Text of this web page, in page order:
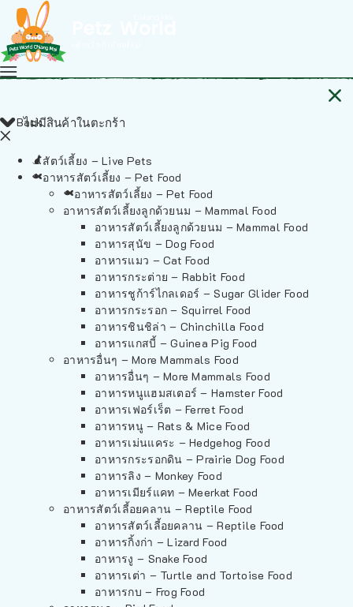
ไม่มีสินค้าในตะกร้า
Back
สัตว์เลี้ยง – Live Pets
อาหารสัตว์เลี้ยง – Pet Food
อาหารสัตว์เลี้ยง – Pet Food
อาหารสัตว์เลี้ยงลูกด้วยนม – Mammal Food
อาหารสัตว์เลี้ยงลูกด้วยนม – Mammal Food
อาหารสุนัข – Dog Food
อาหารแมว – Cat Food
อาหารกระต่าย – Rabbit Food
อาหารชูก้าร์ไกลเดอร์ – Sugar Glider Food
อาหารกระรอก – Squirrel Food
อาหารชินชิล่า – Chinchilla Food
อาหารแกสบี้ – Guinea Pig Food
อาหารอื่นๆ – More Mammals Food
อาหารอื่นๆ – More Mammals Food
อาหารหนูแฮมสเตอร์ – Hamster Food
อาหารเฟอร์เร็ต – Ferret Food
อาหารหนู – Rats & Mice Food
อาหารเม่นแคระ – Hedgehog Food
อาหารกระรอกดิน – Prairie Dog Food
อาหารลิง – Monkey Food
อาหารเมียร์แคท – Meerkat Food
อาหารสัตว์เลี้อยคลาน – Reptile Food
อาหารสัตว์เลี้อยคลาน – Reptile Food
อาหารกิ้งก่า – Lizard Food
อาหารงู – Snake Food
อาหารเต่า – Turtle and Tortoise Food
อาหารกบ – Frog Food